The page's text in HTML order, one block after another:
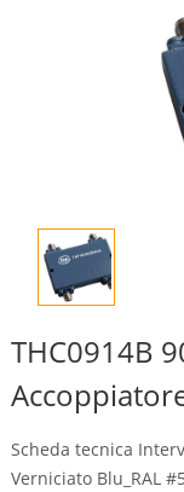
THC0914B
Scheda tecnica
Verniciato Blu_RAL